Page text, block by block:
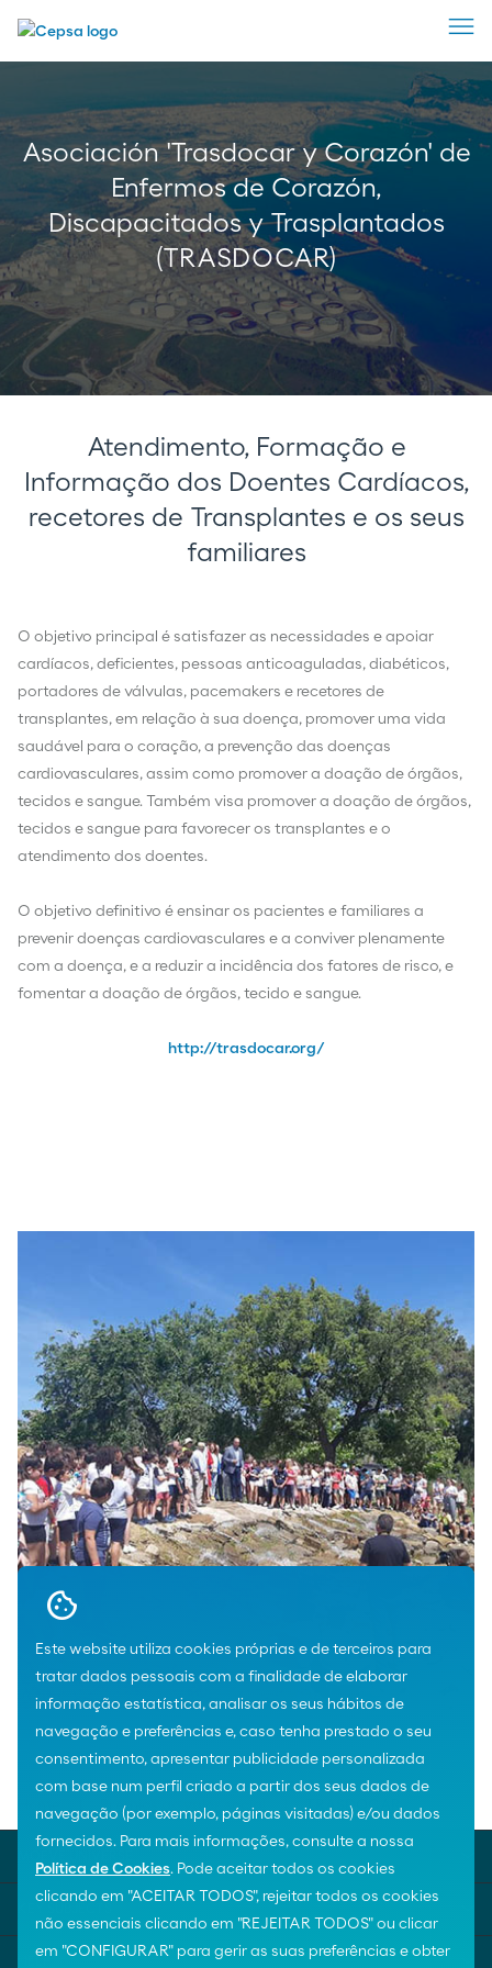
Este website utiliza cookies próprias e de terceiros para
tratar dados pessoais com a finalidade de elaborar
informação estatística, analisar os seus hábitos de
navegação e preferências e, caso tenha prestado o seu
consentimento, apresentar publicidade personalizada
com base num perfil criado a partir dos seus dados de
navegação (por exemplo, páginas visitadas) e/ou dados
fornecidos. Para mais informações, consulte a nossa
Política de Cookies. Pode aceitar todos os cookies
clicando em "ACEITAR TODOS", rejeitar todos os cookies
não essenciais clicando em "REJEITAR TODOS" ou clicar
em "CONFIGURAR" para gerir as suas preferências e obter
Asociación 'Trasdocar y Corazón' de
Enfermos de Corazón,
Discapacitados y Trasplantados
(TRASDOCAR)
Atendimento, Formação e
Informação dos Doentes Cardíacos,
recetores de Transplantes e os seus
familiares
O objetivo principal é satisfazer as necessidades e apoiar
cardíacos, deficientes, pessoas anticoaguladas, diabéticos,
portadores de válvulas, pacemakers e recetores de
transplantes, em relação à sua doença, promover uma vida
saudável para o coração, a prevenção das doenças
cardiovasculares, assim como promover a doação de órgãos,
tecidos e sangue. Também visa promover a doação de órgãos,
tecidos e sangue para favorecer os transplantes e o
atendimento dos doentes.
O objetivo definitivo é ensinar os pacientes e familiares a
prevenir doenças cardiovasculares e a conviver plenamente
com a doença, e a reduzir a incidência dos fatores de risco, e
fomentar a doação de órgãos, tecido e sangue.
http://trasdocar.org/
Prémios ao valor social TRASDOCAR